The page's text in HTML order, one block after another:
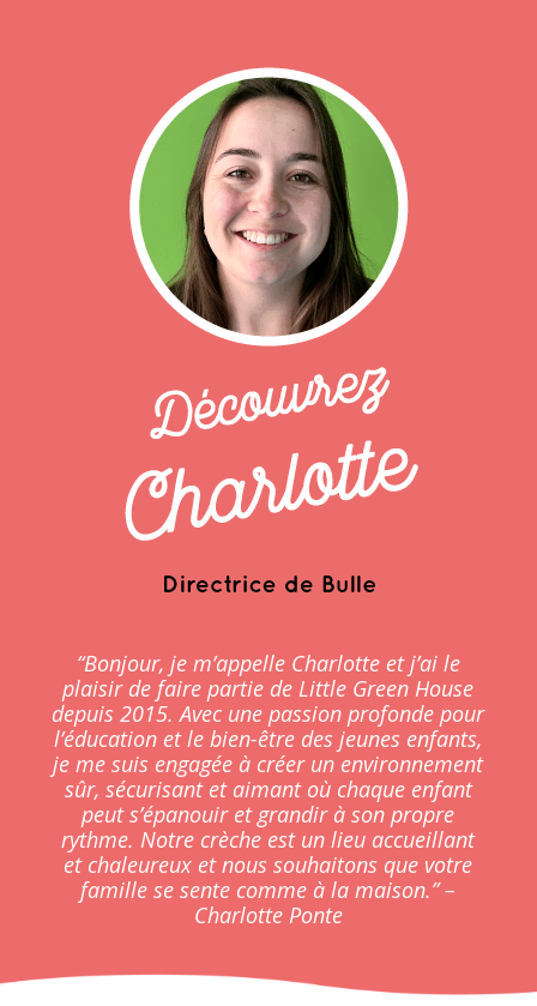
“Bonjour, je m’appelle Charlotte et j’ai le
plaisir de faire partie de Little Green House
depuis 2015. Avec une passion profonde pour
l’éducation et le bien-être des jeunes enfants,
je me suis engagée à créer un environnement
sûr, sécurisant et aimant où chaque enfant
peut s’épanouir et grandir à son propre
rythme. Notre crèche est un lieu accueillant
et chaleureux et nous souhaitons que votre
famille se sente comme à la maison.” –
Charlotte Ponte